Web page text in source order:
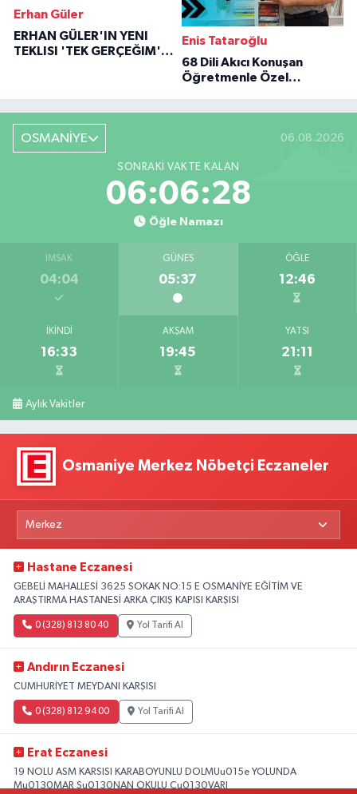
Erhan Güler
ERHAN GÜLER'IN YENI
TEKLISI 'TEK GERÇEĞIM'LE
Enis Tataroğlu
68 Dili Akıcı Konuşan
Öğretmenle Özel
OSMANİYE 06.08.2026
SONRAKI VAKTE KALAN
06:06:27
Öğle Namazı
İMSAK
04:04
GÜNEŞ
05:37
ÖĞLE
12:46
İKINDI
16:33
AKŞAM
19:45
YATSI
21:11
Aylık Vakitler
Osmaniye Merkez Nöbetçi Eczaneler
Hastane Eczanesi
GEBELİ MAHALLESİ 3625 SOKAK NO:15 E OSMANİYE EĞİTİM VE
ARAŞTIRMA HASTANESİ ARKA ÇIKIŞ KAPISI KARŞISI
0 (328) 813 80 40 Yol Tarifi Al
Andırın Eczanesi
CUMHURİYET MEYDANI KARŞISI
0 (328) 812 94 00 Yol Tarifi Al
Erat Eczanesi
19 NOLU ASM KARSISI KARABOYUNLU DOLMUu015e YOLUNDA
Mu0130MAR Su0130NAN OKULU Cu0130VARI